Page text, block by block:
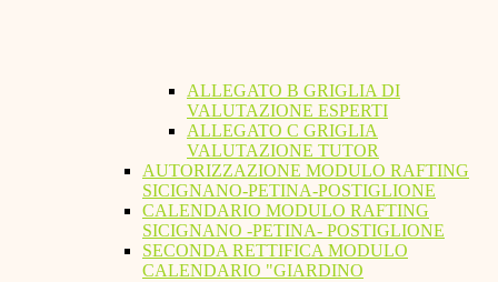
ALLEGATO B GRIGLIA DI
VALUTAZIONE ESPERTI
ALLEGATO C GRIGLIA
VALUTAZIONE TUTOR
AUTORIZZAZIONE MODULO RAFTING
SICIGNANO-PETINA-POSTIGLIONE
CALENDARIO MODULO RAFTING
SICIGNANO -PETINA- POSTIGLIONE
SECONDA RETTIFICA MODULO
CALENDARIO "GIARDINO